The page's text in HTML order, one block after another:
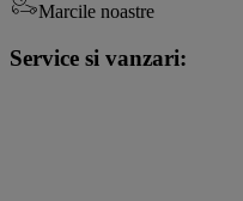
Marcile noastre
Service si vanzari: